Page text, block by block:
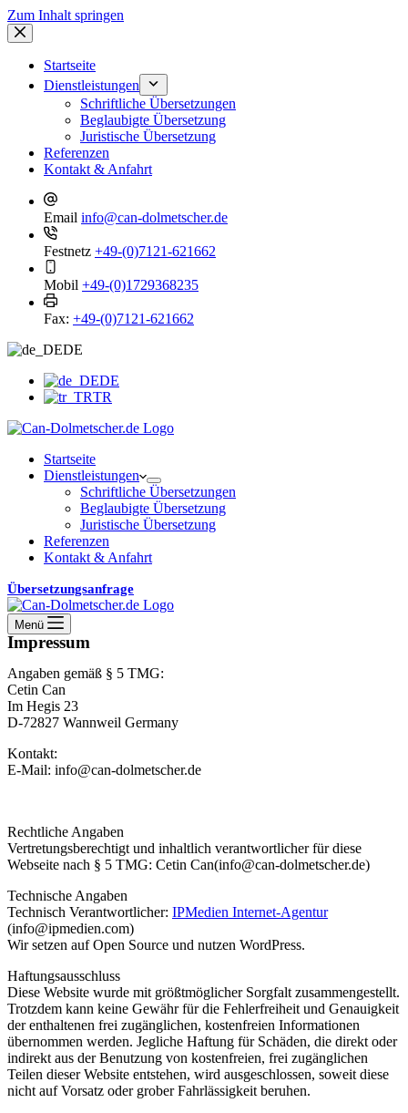
Zum Inhalt springen
Startseite
Dienstleistungen
Schriftliche Übersetzungen
Beglaubigte Übersetzung
Juristische Übersetzung
Referenzen
Kontakt & Anfahrt
Email info@can-dolmetscher.de
Festnetz +49-(0)7121-621662
Mobil +49-(0)1729368235
Fax: +49-(0)7121-621662
DE
DE
TR
Startseite
Dienstleistungen
Schriftliche Übersetzungen
Beglaubigte Übersetzung
Juristische Übersetzung
Referenzen
Kontakt & Anfahrt
Übersetzungsanfrage
Menü
Impressum
Angaben gemäß § 5 TMG:
Cetin Can
Im Hegis 23
D-72827 Wannweil Germany
Kontakt:
E-Mail: info@can-dolmetscher.de
Rechtliche Angaben
Vertretungsberechtigt und inhaltlich verantwortlicher für diese
Webseite nach § 5 TMG: Cetin Can(info@can-dolmetscher.de)
Technische Angaben
Technisch Verantwortlicher: IPMedien Internet-Agentur
(info@ipmedien.com)
Wir setzen auf Open Source und nutzen WordPress.
Haftungsausschluss
Diese Website wurde mit größtmöglicher Sorgfalt zusammengestellt.
Trotzdem kann keine Gewähr für die Fehlerfreiheit und Genauigkeit
der enthaltenen frei zugänglichen, kostenfreien Informationen
übernommen werden. Jegliche Haftung für Schäden, die direkt oder
indirekt aus der Benutzung von kostenfreien, frei zugänglichen
Teilen dieser Website entstehen, wird ausgeschlossen, soweit diese
nicht auf Vorsatz oder grober Fahrlässigkeit beruhen.